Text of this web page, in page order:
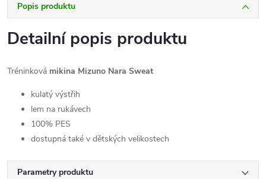
Popis produktu
Detailní popis produktu
Tréninková mikina Mizuno Nara Sweat
kulatý výstřih
lem na rukávech
100% PES
dostupná také v dětských velikostech
Parametry produktu